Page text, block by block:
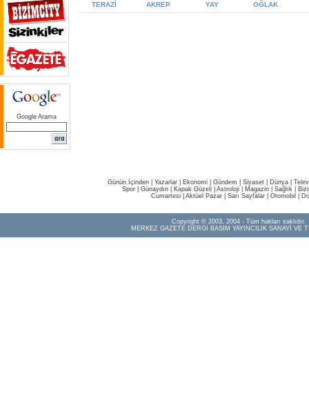
Google Arama
TERAZİ
AKREP YAY OĞLAK
Günün İçinden Yazarlar Ekonomi Gündem Siyaset Dünya |
Spor
Günaydın Kapak Güzeli Astroloji Magazin Sağlık
Cumartesi| Aktüel Pazar| Sarı Sayfalar| Otomobil
Copyright © 2003, 2004 - Tüm hakları saklıdır.
MERKEZ GAZETE DERGİ BASIM YAYINCILIK SANAYİ VE